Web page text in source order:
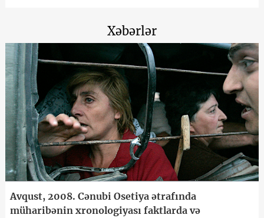
Xəbərlər
Avqust, 2008. Cənubi Osetiya ətrafında
müharibənin xronologiyası faktlarda və